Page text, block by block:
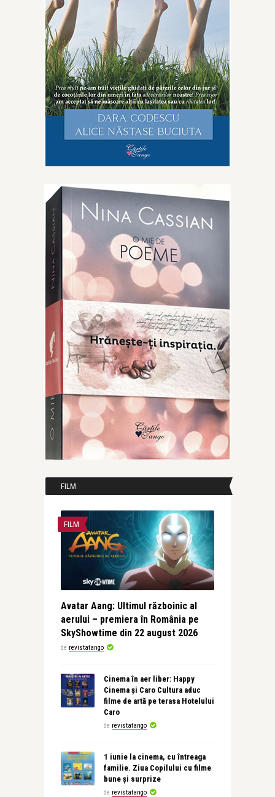
FILM
FILM
Avatar Aang: Ultimul războinic al
aerului – premiera în România pe
SkyShowtime din 22 august 2026
de revistatango
Cinema în aer liber: Happy
Cinema și Caro Cultura aduc
filme de artă pe terasa Hotelului
Caro
de revistatango
1 iunie la cinema, cu întreaga
familie. Ziua Copilului cu filme
bune și surprize
de revistatango